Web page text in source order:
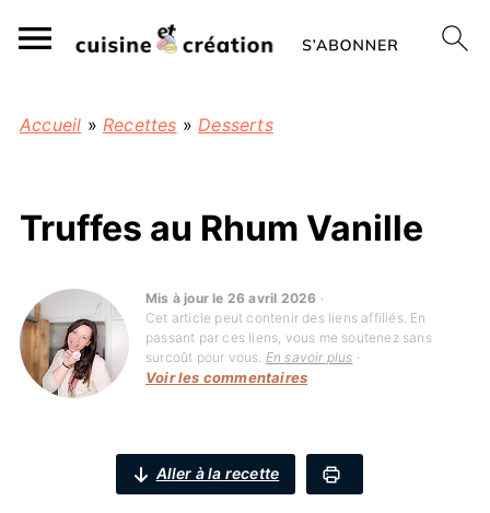
Accueil » Recettes »Desserts
Truffes au Rhum Vanille
Mis à jour le 26 avril 2026 ·
Cet article peut contenir des liens affiliés. En
passant par ces liens, vous me soutenez sans
surcoût pour vous. En savoir plus ·
Voir les commentaires
Aller à la recette